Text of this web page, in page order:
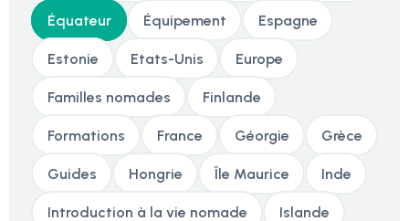
Équateur Équipement Espagne
Estonie Etats-Unis Europe
Familles nomades Finlande
Formations France Géorgie Grèce
Guides Hongrie Île Maurice Inde
Introduction à la vie nomade Islande